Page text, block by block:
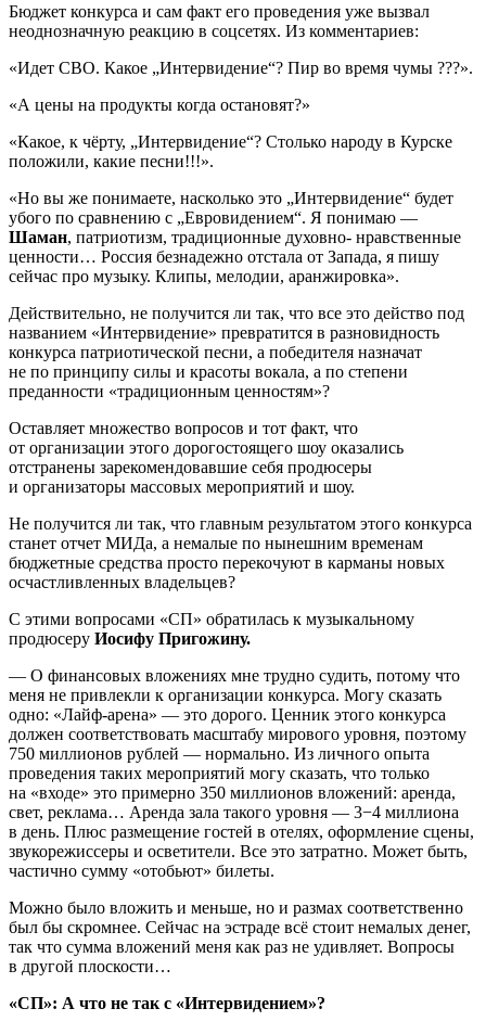
Бюджет конкурса и сам факт его проведения уже вызвал
неоднозначную реакцию в соцсетях. Из комментариев:
«Идет СВО. Какое „Интервидение“? Пир во время чумы ???».
«А цены на продукты когда остановят?»
«Какое, к чёрту, „Интервидение“? Столько народу в Курске
положили, какие песни!!!».
«Но вы же понимаете, насколько это „Интервидение“ будет
убого по сравнению с „Евровидением“. Я понимаю —
Шаман, патриотизм, традиционные духовно- нравственные
ценности… Россия безнадежно отстала от Запада, я пишу
сейчас про музыку. Клипы, мелодии, аранжировка».
Действительно, не получится ли так, что все это действо под
названием «Интервидение» превратится в разновидность
конкурса патриотической песни, а победителя назначат
не по принципу силы и красоты вокала, а по степени
преданности «традиционным ценностям»?
Оставляет множество вопросов и тот факт, что
от организации этого дорогостоящего шоу оказались
отстранены зарекомендовавшие себя продюсеры
и организаторы массовых мероприятий и шоу.
Не получится ли так, что главным результатом этого конкурса
станет отчет МИДа, а немалые по нынешним временам
бюджетные средства просто перекочуют в карманы новых
осчастливленных владельцев?
С этими вопросами «СП» обратилась к музыкальному
продюсеру Иосифу Пригожину.
— О финансовых вложениях мне трудно судить, потому что
меня не привлекли к организации конкурса. Могу сказать
одно: «Лайф-арена» — это дорого. Ценник этого конкурса
должен соответствовать масштабу мирового уровня, поэтому
750 миллионов рублей — нормально. Из личного опыта
проведения таких мероприятий могу сказать, что только
на «входе» это примерно 350 миллионов вложений: аренда,
свет, реклама… Аренда зала такого уровня — 3−4 миллиона
в день. Плюс размещение гостей в отелях, оформление сцены,
звукорежиссеры и осветители. Все это затратно. Может быть,
частично сумму «отобьют» билеты.
Можно было вложить и меньше, но и размах соответственно
был бы скромнее. Сейчас на эстраде всё стоит немалых денег,
так что сумма вложений меня как раз не удивляет. Вопросы
в другой плоскости…
«СП»: А что не так с «Интервидением»?